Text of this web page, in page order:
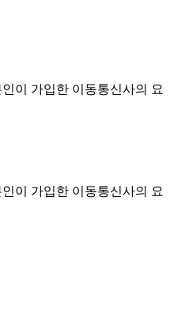
이 가입한 이동통신사의 요
이 가입한 이동통신사의 요